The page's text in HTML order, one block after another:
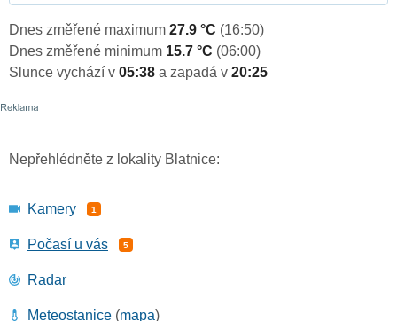
Dnes změřené maximum 27.9 °C (16:50)
Dnes změřené minimum 15.7 °C (06:00)
Slunce vychází v 05:38 a zapadá v 20:25
Nepřehlédněte z lokality Blatnice:
Kamery 1
Počasí u vás 5
Radar
Meteostanice (mapa)